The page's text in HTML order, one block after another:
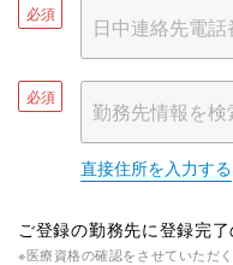
必須
必須
直接住所を入力する
ご登録の勤務先に登録完
※医療資格の確認をさせていただ